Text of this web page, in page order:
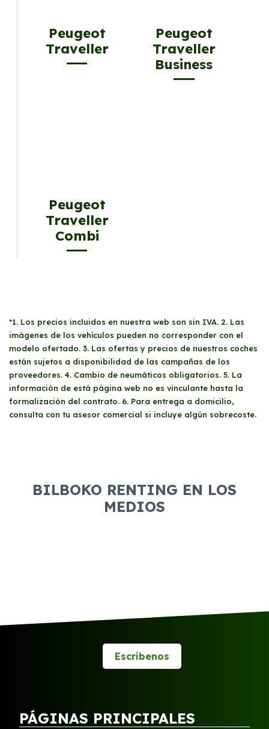
Peugeot
Traveller
Peugeot
Traveller
Business
Peugeot
Traveller
Combi
*1. Los precios incluidos en nuestra web son sin IVA. 2. Las
imágenes de los vehículos pueden no corresponder con el
modelo ofertado. 3. Las ofertas y precios de nuestros coches
están sujetos a disponibilidad de las campañas de los
proveedores. 4. Cambio de neumáticos obligatorios. 5. La
información de está página web no es vinculante hasta la
formalización del contrato. 6. Para entrega a domicilio,
consulta con tu asesor comercial si incluye algún sobrecoste.
BILBOKO RENTING EN LOS
MEDIOS
Escríbenos
PÁGINAS PRINCIPALES